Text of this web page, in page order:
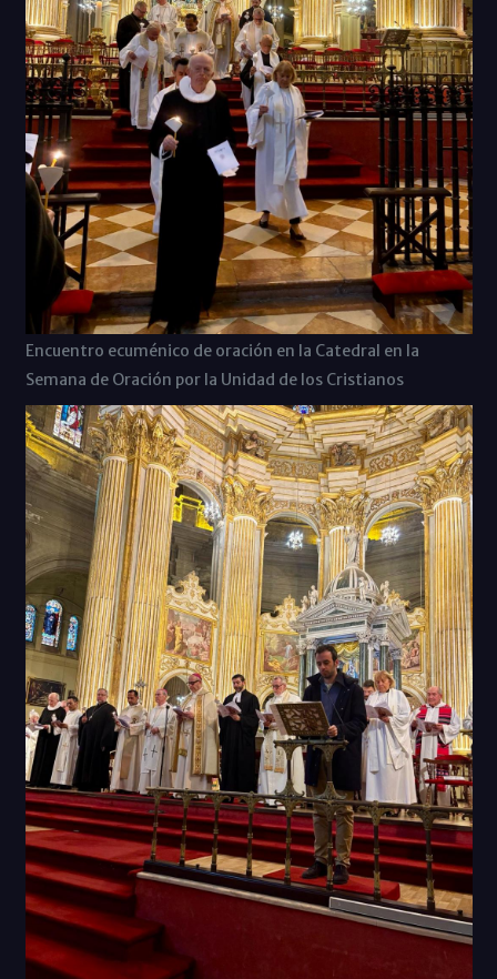
Encuentro ecuménico de oración en la Catedral en la
Semana de Oración por la Unidad de los Cristianos